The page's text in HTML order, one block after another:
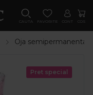
CAUTA FAVORITE CONT COS
Oja semipermanenta
Pret special